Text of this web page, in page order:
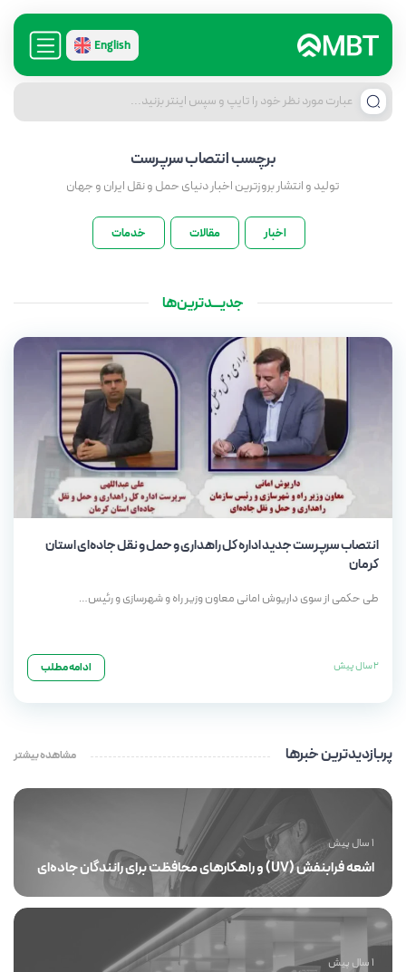
English
برچسبانتصاب سرپرست
تولید و انتشار بروزترین اخبار دنیای حمل و نقل ایران و جهان
اخبار مقالات خدمات
جدیـــدترین‌ها
انتصاب سرپرست جدید اداره کل راهداری و حمل و نقل جاده‌ای استان
کرمان
طی حکمی از سوی داریوش امانی معاون وزیر راه و شهرسازی و رئیس…
2 سال پیش ادامه مطلب
پربازدیدترین خبرها مشاهده بیشتر
اشعه فرابنفش (UV) و راهکارهای محافظت برای رانندگان جاده‌ای
1 سال پیش
1 سال پیش